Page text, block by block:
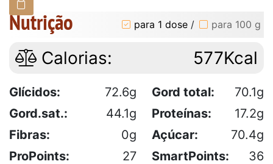
Nutrição para 1 dose / para 100 g
Calorias: 577Kcal
Glícidos: 72.6g Gord total:
70.1g
Gord.sat.:
44.1g Proteínas:
17.2g
Fibras:
0g Açúcar:
70.4g
ProPoints:
27 SmartPoints: 36